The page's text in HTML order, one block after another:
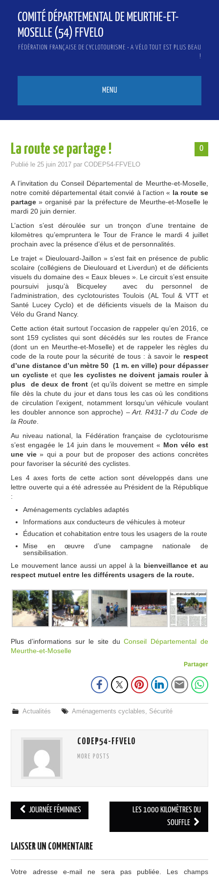
COMITÉ DÉPARTEMENTAL DE MEURTHE-ET-
MOSELLE (54) FFVELO
FÉDÉRATION FRANÇAISE DE CYCLOTOURISME • A VÉLO TOUT EST PLUS BEAU
!
MENU
ACCUEIL
ACTUALITÉS
INFOS & PRESSE
BICLOU
COMMISSIONS
SITES BPF
ESPACE MEMBRES
0
La route se partage !
Publié le25 juin 2017 parCODEP54-FFVELO
A l’invitation du Conseil Départemental de Meurthe-et-Moselle,
notre comité départemental était convié à l’action « la route se
partage » organisé par la préfecture de Meurthe-et-Moselle le
mardi 20 juin dernier.
L’action s’est déroulée sur un tronçon d’une trentaine de
kilomètres qu’empruntera le Tour de France le mardi 4 juillet
prochain avec la présence d’élus et de personnalités.
Le trajet « Dieulouard-Jaillon » s’est fait en présence de public
scolaire (collégiens de Dieulouard et Liverdun) et de déficients
visuels du domaine des « Eaux bleues ». Le circuit s’est ensuite
poursuivi jusqu’à Bicqueley avec du personnel de
l’administration, des cyclotouristes Toulois (AL Toul & VTT et
Santé Lucey Cyclo) et de déficients visuels de la Maison du
Vélo du Grand Nancy.
Cette action était surtout l’occasion de rappeler qu’en 2016, ce
sont 159 cyclistes qui sont décédés sur les routes de France
(dont un en Meurthe-et-Moselle) et de rappeler les règles du
code de la route pour la sécurité de tous : à savoir le respect
d’une distance d’un mètre 50 (1 m. en ville) pour dépasser
un cycliste et que les cyclistes ne doivent jamais rouler à
plus de deux de front (et qu’ils doivent se mettre en simple
file dès la chute du jour et dans tous les cas où les conditions
de circulation l’exigent, notamment lorsqu’un véhicule voulant
les doubler annonce son approche) –Art. R431-7 du Code de
la Route
Au niveau national, la Fédération française de cyclotourisme
s’est engagée le 14 juin dans le mouvement « Mon vélo est
une vie» qui a pour but de proposer des actions concrètes
pour favoriser la sécurité des cyclistes.
Les 4 axes forts de cette action sont développés dans une
lettre ouverte qui a été adressée au Président de la République
:
Aménagements cyclables adaptés
Informations aux conducteurs de véhicules à moteur
Éducation et cohabitation entre tous les usagers de la route
Mise en œuvre d’une campagne nationale de
sensibilisation.
Le mouvement lance aussi un appel à la bienveillance et au
respect mutuel entre les différents usagers de la route.
Plus d’informations sur le site duConseil Départemental de
Meurthe-et-Moselle
Partager
Actualités Aménagements cyclables Sécurité
CODEP54-FFVELO
MORE POSTS
Navigation
des
JOURNÉE FÉMININES
LES 1000 KILOMÈTRES DU
SOUFFLE
LAISSER UN COMMENTAIRE
Votre adresse e-mail ne sera pas publiée.
Les champs